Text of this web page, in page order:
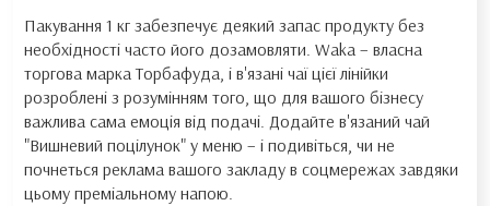
Пакування 1 кг забезпечує деякий запас продукту без
необхідності часто його дозамовляти. Waka – власна
торгова марка Торбафуда, і в'язані чаї цієї лінійки
розроблені з розумінням того, що для вашого бізнесу
важлива сама емоція від подачі. Додайте в'язаний чай
"Вишневий поцілунок" у меню – і подивіться, чи не
почнеться реклама вашого закладу в соцмережах завдяки
цьому преміальному напою.